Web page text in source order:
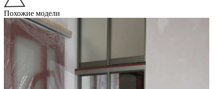
Похожие модели